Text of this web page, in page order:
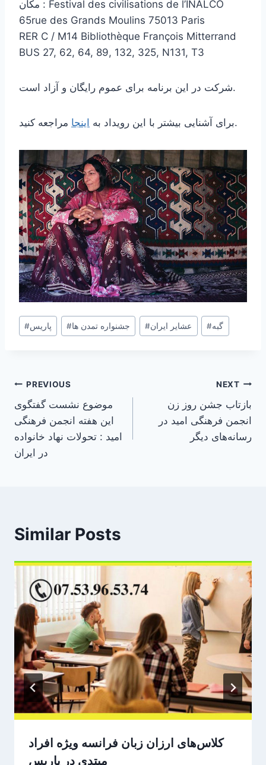
مکان : Festival des civilisations de l’INALCO
65rue des Grands Moulins 75013 Paris
RER C / M14 Bibliothèque François Mitterrand
BUS 27, 62, 64, 89, 132, 325, N131, T3
شرکت در این برنامه برای عموم رایگان و آزاد است.
برای آشنایی بیشتر با این رویداد به اینجا مراجعه کنید.
Post
Tags:
#پاریس #جشنواره تمدن ها #عشایر ایران #گبه
Post
navigation
PREVIOUS
موضوع نشست گفتگوی
این هفته انجمن فرهنگی
امید : تحولات نهاد خانواده
در ایران
NEXT
بازتاب جشن روز زن
انجمن فرهنگی امید در
رسانه‌های دیگر
Similar Posts
کلاس‌های ارزان زبان فرانسه ویژه افراد
مبتدی در پاریس